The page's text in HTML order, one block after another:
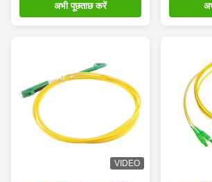
अभी पूछताछ करें
VIDEO